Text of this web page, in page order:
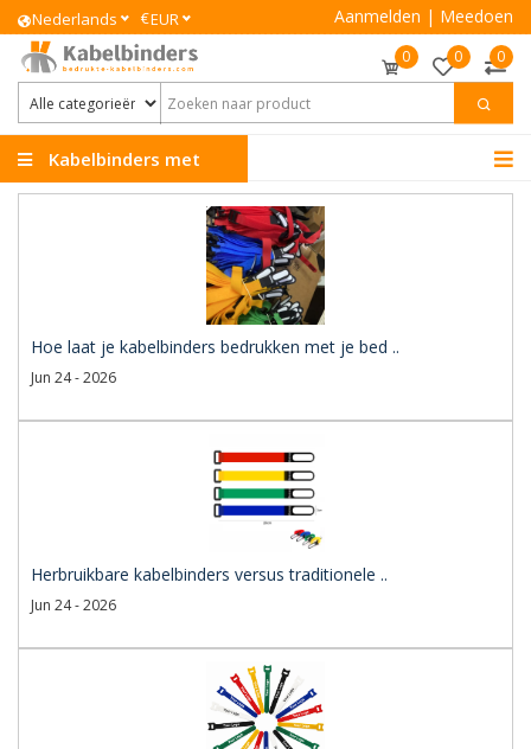
Nederlands €EUR Aanmelden | Meedoen
0 0 0
Kabelbinders met
Hoe laat je kabelbinders bedrukken met je bed ..
Jun 24 - 2026
Herbruikbare kabelbinders versus traditionele ..
Jun 24 - 2026